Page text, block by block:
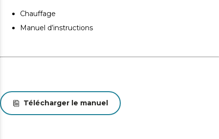
Chauffage
Manuel d’instructions
Télécharger le manuel